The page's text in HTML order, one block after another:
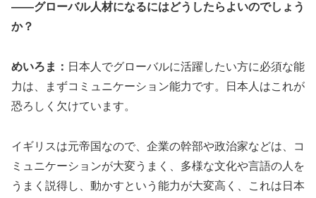
――グローバル人材になるにはどうしたらよいのでしょう
か？
めいろま： 日本人でグローバルに活躍したい方に必須な能
力は、まずコミュニケーション能力です。日本人はこれが
恐ろしく欠けています。
イギリスは元帝国なので、企業の幹部や政治家などは、コ
ミュニケーションが大変うまく、多様な文化や言語の人を
うまく説得し、動かすという能力が大変高く、これは日本